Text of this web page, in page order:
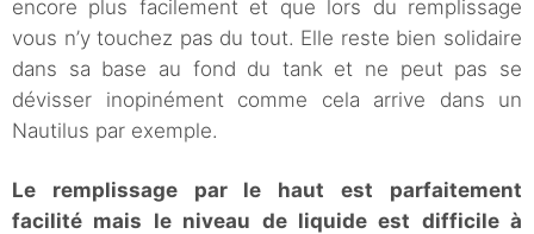
encore plus facilement et que lors du remplissage
vous n’y touchez pas du tout. Elle reste bien solidaire
dans sa base au fond du tank et ne peut pas se
dévisser inopinément comme cela arrive dans un
Nautilus par exemple.
Le remplissage par le haut est parfaitement
facilité mais le niveau de liquide est difficile à